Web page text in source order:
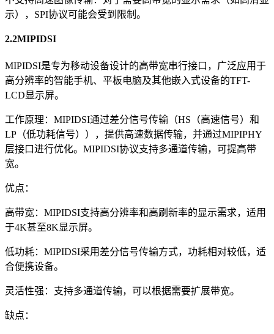
示），SPI协议可能会受到限制。
2.2MIPIDSI
MIPIDSI是专为移动设备设计的高带宽串行接口，广泛应用于
高分辨率的智能手机、平板电脑及其他嵌入式设备的TFT-
LCD显示屏。
工作原理：MIPIDSI通过差分信号传输（HS（高速信号）和
LP（低功耗信号）），提供高速数据传输，并通过MIPIPHY
层接口进行优化。MIPIDSI协议支持多通道传输，可提高带
宽。
优点：
高带宽：MIPIDSI支持高分辨率和高刷新率的显示需求，适用
于4K甚至8K显示屏。
低功耗：MIPIDSI采用差分信号传输方式，功耗相对较低，适
合便携设备。
灵活性强：支持多通道传输，可以根据需要扩展带宽。
缺点：